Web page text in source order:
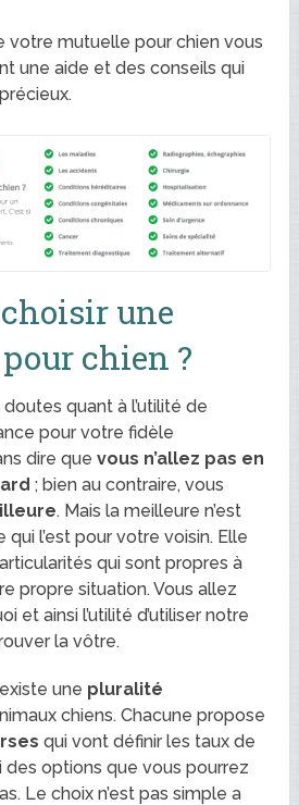
votre mutuelle pour chien vous
une aide et des conseils qui
une
chien ?
doutes quant à l’utilité de
pour votre fidèle
dire quevous n’allez pas en
; bien au contraire, vous
. Mais la meilleure n’est
l’est pour votre voisin. Elle
qui sont propres à
propre situation. Vous allez
et ainsi l’utilité d’utiliser notre
la vôtre.
une pluralité
chiens. Chacune propose
qui vont définir les taux de
des options que vous pourrez
Le choix n’est pas simple a